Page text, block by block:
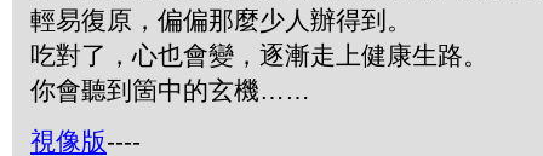
輕易復原，偏偏那麼少人辦得到。
吃對了，心也會變，逐漸走上健康生路。
你會聽到箇中的玄機……
視像版----